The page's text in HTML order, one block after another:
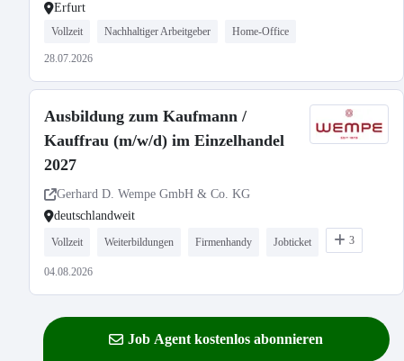
Erfurt
Vollzeit Nachhaltiger Arbeitgeber Home-Office
28.07.2026
Ausbildung zum Kaufmann /
Kauffrau (m/w/d) im Einzelhandel
2027
Gerhard D. Wempe GmbH & Co. KG
deutschlandweit
Vollzeit Weiterbildungen Firmenhandy Jobticket 3
04.08.2026
Job Agent kostenlos abonnieren